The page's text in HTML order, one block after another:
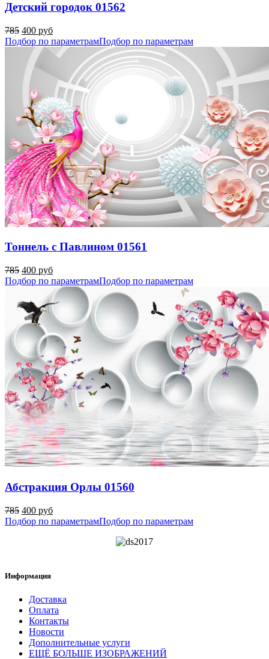
Детский городок 01562
785 400 руб
Подбор по параметрамПодбор по параметрам
Тоннель с Павлином 01561
785 400 руб
Подбор по параметрамПодбор по параметрам
Абстракция Орлы 01560
785 400 руб
Подбор по параметрамПодбор по параметрам
Информация
Доставка
Оплата
Контакты
Новости
Дополнительные услуги
ЕЩЁ БОЛЬШЕ ИЗОБРАЖЕНИЙ